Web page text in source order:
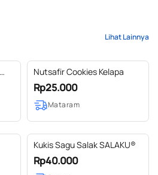
Lihat Lainnya
Nutsafir Cookies Kelapa
Rp25.000
Mataram
Kukis Sagu Salak SALAKU®️
Rp40.000